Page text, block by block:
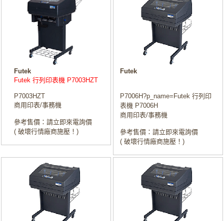
Futek
Futek 行列印表機 P7003HZT
P7003HZT
商用印表/事務機
參考售價：請立即來電詢價
( 破壞行情廠商施壓！)
Futek
P7006H?p_name=Futek 行列印
表機 P7006H
商用印表/事務機
參考售價：請立即來電詢價
( 破壞行情廠商施壓！)